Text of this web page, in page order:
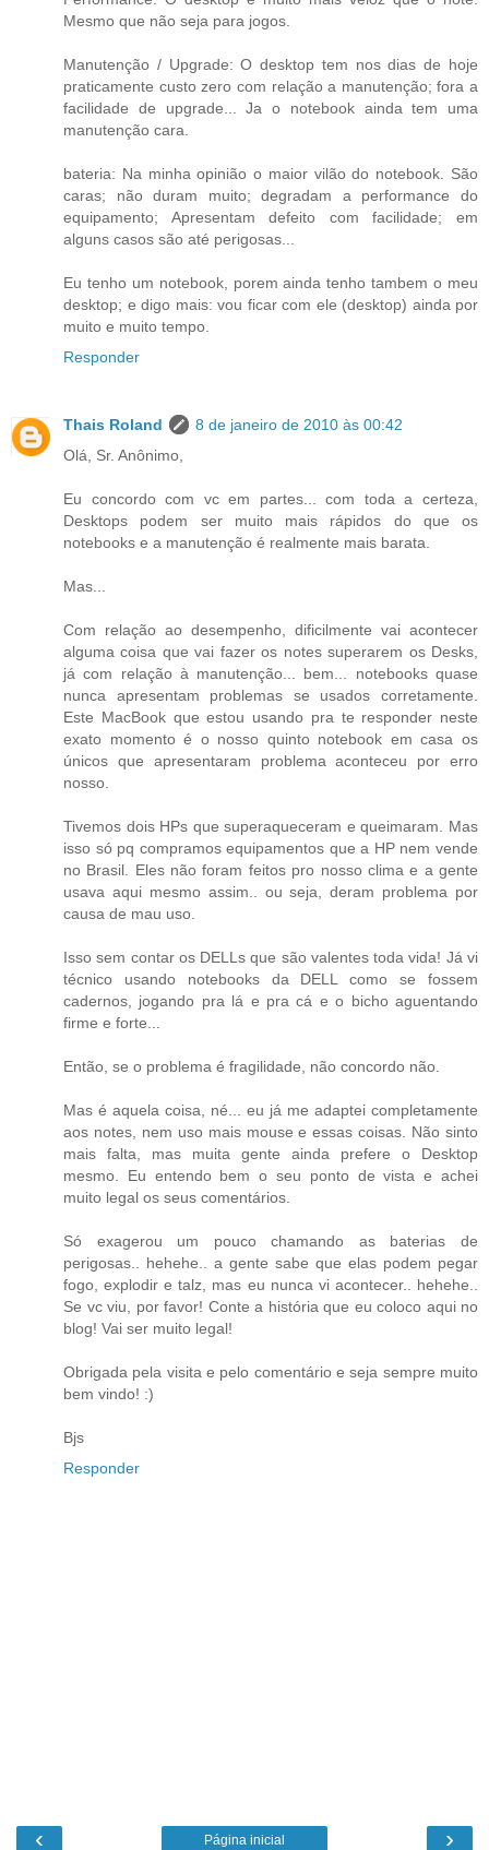
Mesmo que não seja para jogos.
Manutenção / Upgrade: O desktop tem nos dias de hoje
praticamente custo zero com relação a manutenção; fora a
facilidade de upgrade... Ja o notebook ainda tem uma
manutenção cara.
bateria: Na minha opinião o maior vilão do notebook. São
caras; não duram muito; degradam a performance do
equipamento; Apresentam defeito com facilidade; em
alguns casos são até perigosas...
Eu tenho um notebook, porem ainda tenho tambem o meu
desktop; e digo mais: vou ficar com ele (desktop) ainda por
muito e muito tempo.
Responder
Thais Roland
8 de janeiro de 2010 às 00:42
Olá, Sr. Anônimo,
Eu concordo com vc em partes... com toda a certeza,
Desktops podem ser muito mais rápidos do que os
notebooks e a manutenção é realmente mais barata.
Mas...
Com relação ao desempenho, dificilmente vai acontecer
alguma coisa que vai fazer os notes superarem os Desks,
já com relação à manutenção... bem... notebooks quase
nunca apresentam problemas se usados corretamente.
Este MacBook que estou usando pra te responder neste
exato momento é o nosso quinto notebook em casa os
únicos que apresentaram problema aconteceu por erro
nosso.
Tivemos dois HPs que superaqueceram e queimaram. Mas
isso só pq compramos equipamentos que a HP nem vende
no Brasil. Eles não foram feitos pro nosso clima e a gente
usava aqui mesmo assim.. ou seja, deram problema por
causa de mau uso.
Isso sem contar os DELLs que são valentes toda vida! Já vi
técnico usando notebooks da DELL como se fossem
cadernos, jogando pra lá e pra cá e o bicho aguentando
firme e forte...
Então, se o problema é fragilidade, não concordo não.
Mas é aquela coisa, né... eu já me adaptei completamente
aos notes, nem uso mais mouse e essas coisas. Não sinto
mais falta, mas muita gente ainda prefere o Desktop
mesmo. Eu entendo bem o seu ponto de vista e achei
muito legal os seus comentários.
Só exagerou um pouco chamando as baterias de
perigosas.. hehehe.. a gente sabe que elas podem pegar
fogo, explodir e talz, mas eu nunca vi acontecer.. hehehe..
Se vc viu, por favor! Conte a história que eu coloco aqui no
blog! Vai ser muito legal!
Obrigada pela visita e pelo comentário e seja sempre muito
bem vindo! :)
Bjs
Responder
‹ ›
Página inicial